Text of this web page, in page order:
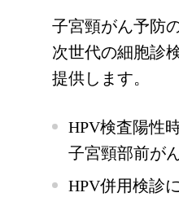
子宮頸がん予防
次世代の細胞診
提供します。
HPV検査陽性
子宮頸部前が
HPV併用検診